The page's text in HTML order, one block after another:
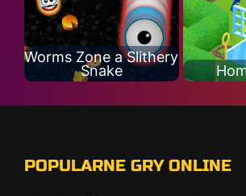
Worms Zone a Slithery
Snake
POPULARNE GRY ONLINE